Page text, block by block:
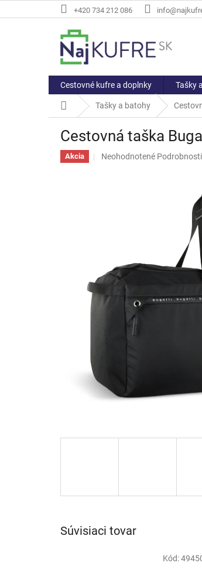
na
+420 734 212 086
Cestovné kufre a doplnky Tašky
DomovTašky a batohy
Cestovná taška
Akcia
Priemerné
Neohodnotené
Súvisiaci tovar
Kód: